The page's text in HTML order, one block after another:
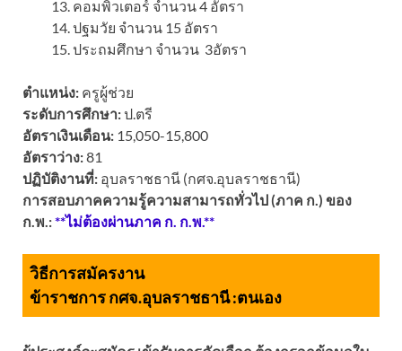
คอมพิวเตอร์ จำนวน 4 อัตรา
ปฐมวัย จำนวน 15 อัตรา
ประถมศึกษา จำนวน 3อัตรา
ตำแหน่ง: ครูผู้ช่วย
ระดับการศึกษา:ป.ตรี
อัตราเงินเดือน: 15,050-15,800
อัตราว่าง:81
ปฏิบัติงานที่: อุบลราชธานี (กศจ.อุบลราชธานี)
การสอบภาคความรู้ความสามารถทั่วไป (ภาค ก.) ของ
ก.พ.:**ไม่ต้องผ่านภาค ก. ก.พ.**
วิธีการสมัครงาน
ข้าราชการ กศจ.อุบลราชธานี :ตนเอง